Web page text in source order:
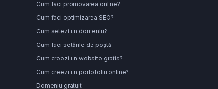
Cum faci promovarea online?
Cum faci optimizarea SEO?
Cum setezi un domeniu?
Cum faci setările de poștă
Cum creezi un website gratis?
Cum creezi un portofoliu online?
Domeniu gratuit